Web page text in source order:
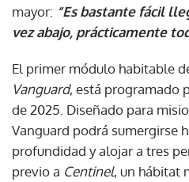
mayor: “Es bastante fácil
vez abajo, prácticamente
El primer módulo habitable
Vanguard, está programado
de 2025. Diseñado para
Vanguard podrá sumergirse
profundidad y alojar a tres
previo a Centinel, un hábitat